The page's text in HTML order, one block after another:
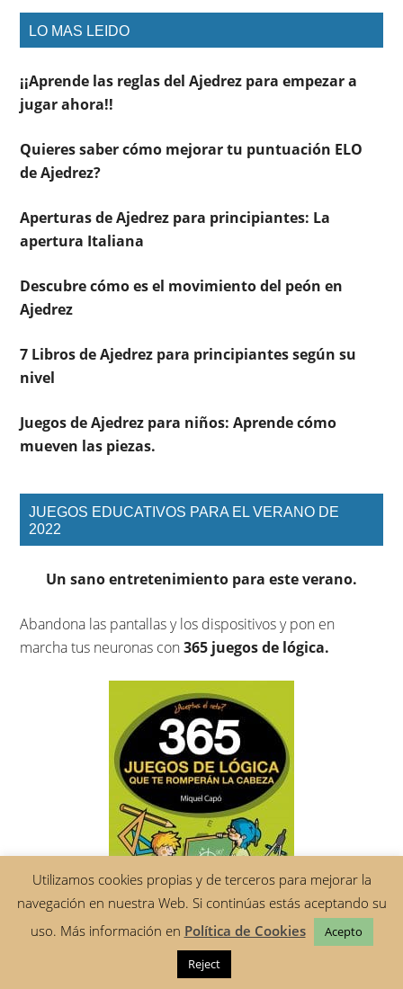
LO MAS LEIDO
¡¡Aprende las reglas del Ajedrez para empezar a
jugar ahora!!
Quieres saber cómo mejorar tu puntuación ELO
de Ajedrez?
Aperturas de Ajedrez para principiantes: La
apertura Italiana
Descubre cómo es el movimiento del peón en
Ajedrez
7 Libros de Ajedrez para principiantes según su
nivel
Juegos de Ajedrez para niños: Aprende cómo
mueven las piezas.
JUEGOS EDUCATIVOS PARA EL VERANO DE
2022
Un sano entretenimiento para este verano.
Abandona las pantallas y los dispositivos y pon en
marcha tus neuronas con365 juegos de lógica.
Recomendado para niños a partir de los 8 - 9 años y
Utilizamos cookies propias y de terceros para mejorar la
navegación en nuestra Web. Si continúas estás aceptando su
uso. Más información en Política de Cookies
Acepto
Reject